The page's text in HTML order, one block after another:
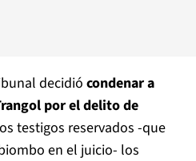
decidió condenar a
por el delito de
testigos reservados -que
en el juicio- los